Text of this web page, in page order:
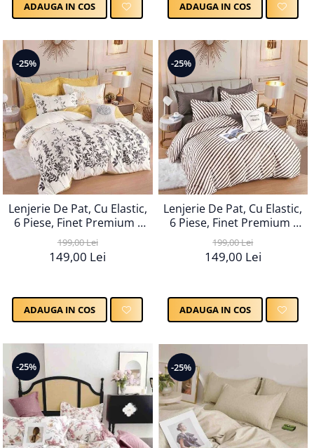
ADAUGA IN COS ADAUGA IN COS
-25%
Lenjerie De Pat, Cu Elastic,
6 Piese, Finet Premium -
LPBF6PE112
199,00 Lei
149,00 Lei
ADAUGA IN COS
-25%
Lenjerie De Pat, Cu Elastic,
6 Piese, Finet Premium -
LPBF6PE113
199,00 Lei
149,00 Lei
ADAUGA IN COS
-25% -25%